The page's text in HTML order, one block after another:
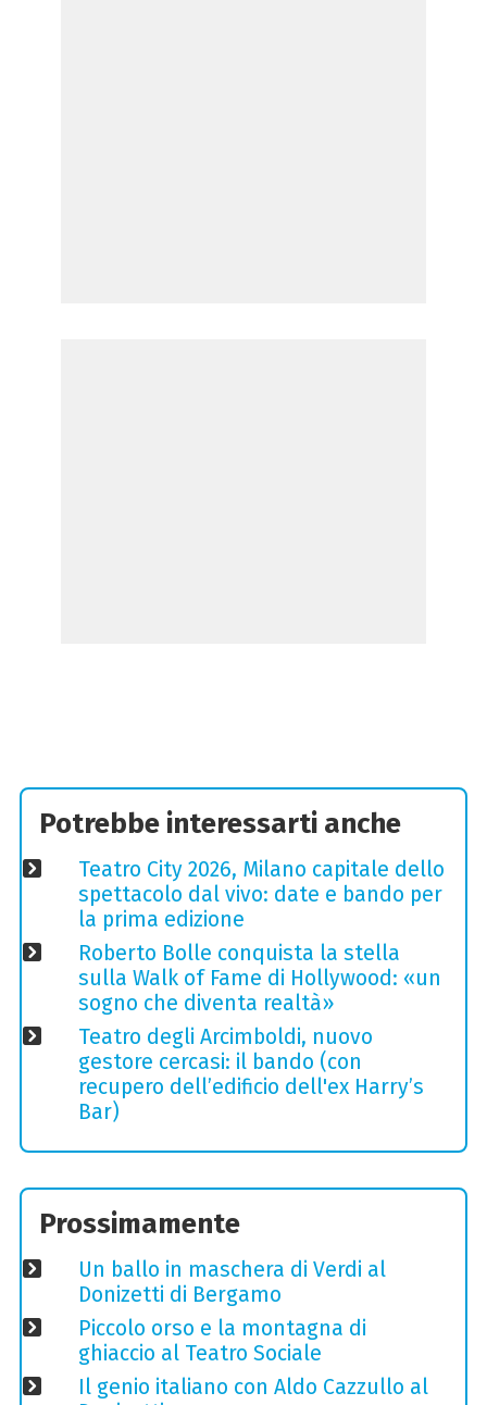
Potrebbe interessarti anche
Teatro City 2026, Milano capitale dello
spettacolo dal vivo: date e bando per
la prima edizione
Roberto Bolle conquista la stella
sulla Walk of Fame di Hollywood: «un
sogno che diventa realtà»
Teatro degli Arcimboldi, nuovo
gestore cercasi: il bando (con
recupero dell’edificio dell'ex Harry’s
Bar)
Prossimamente
Un ballo in maschera di Verdi al
Donizetti di Bergamo
Piccolo orso e la montagna di
ghiaccio al Teatro Sociale
Il genio italiano con Aldo Cazzullo al